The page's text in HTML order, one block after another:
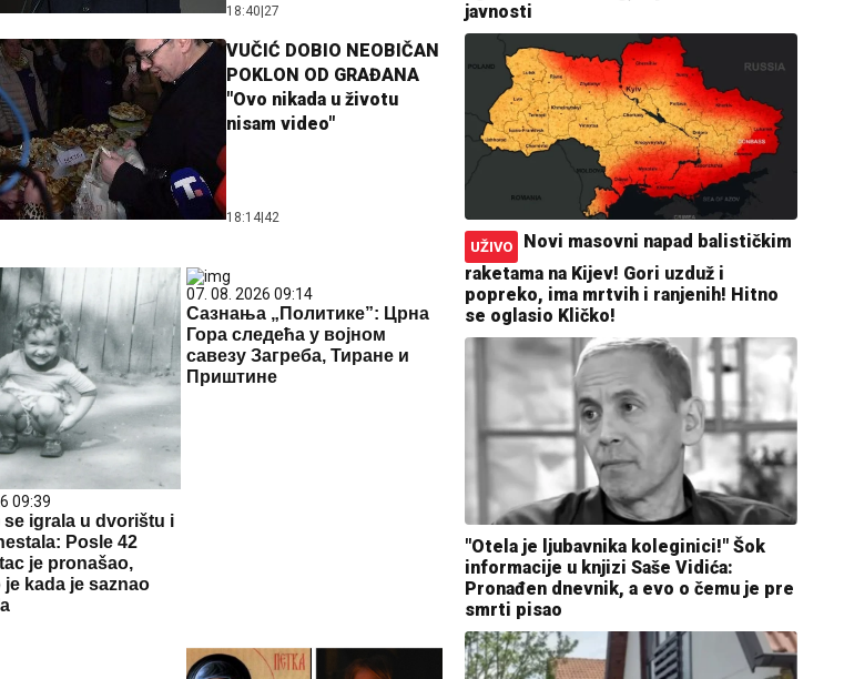
18:40 27
VUČIĆ DOBIO NEOBIČAN
POKLON OD GRAĐANA
"Ovo nikada u životu
nisam video"
18:14 42
09:39
se igrala u dvorištu i
Posle 42
je pronašao,
je kada je saznao
07. 08. 2026 09:14
Сазнања „Политике”: Црна
Гора следећа у војном
савезу Загреба, Тиране и
Приштине
javnosti
UŽIVO
Novi masovni napad balističkim
raketama na Kijev! Gori uzduž i
popreko, ima mrtvih i ranjenih! Hitno
se oglasio Kličko!
"Otela je ljubavnika koleginici!" Šok
informacije u knjizi Saše Vidića:
Pronađen dnevnik, a evo o čemu je pre
smrti pisao